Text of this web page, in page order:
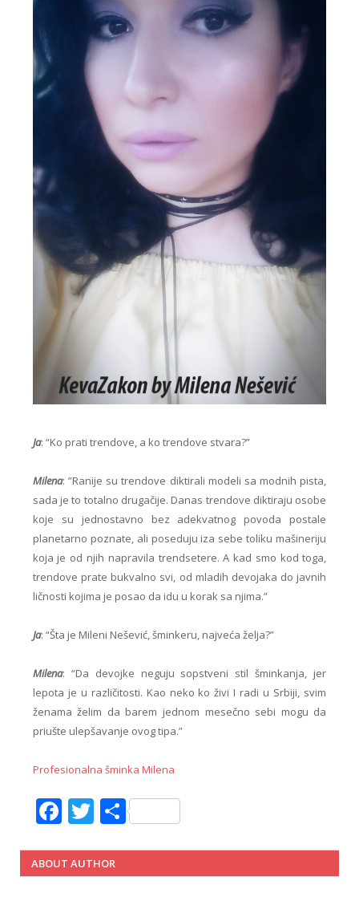
Ja: “Ko prati trendove, a ko trendove stvara?”
Milena: ”Ranije su trendove diktirali modeli sa modnih pista,
sada je to totalno drugačije. Danas trendove diktiraju osobe
koje su jednostavno bez adekvatnog povoda postale
planetarno poznate, ali poseduju iza sebe toliku mašineriju
koja je od njih napravila trendsetere. A kad smo kod toga,
trendove prate bukvalno svi, od mladih devojaka do javnih
ličnosti kojima je posao da idu u korak sa njima.”
Ja: “Šta je Mileni Nešević, šminkeru, najveća želja?”
Milena: “Da devojke neguju sopstveni stil šminkanja, jer
lepota je u različitosti. Kao neko ko živi I radi u Srbiji, svim
ženama želim da barem jednom mesečno sebi mogu da
priušte ulepšavanje ovog tipa.”
Profesionalna šminka Milena
Facebook
Twitter
Share
ABOUT AUTHOR